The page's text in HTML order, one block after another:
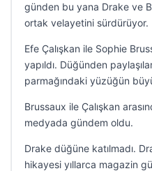
günden bu yana Drake ve
ortak velayetini sürdürüyor.
Efe Çalışkan ile Sophie
yapıldı. Düğünden
parmağındaki yüzüğün
Brussaux ile Çalışkan
medyada gündem oldu.
Drake düğüne katılmadı.
hikayesi yıllarca magazin